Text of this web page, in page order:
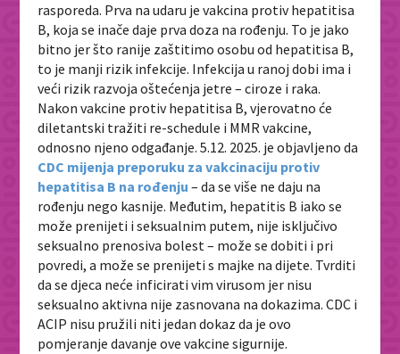
rasporeda. Prva na udaru je vakcina protiv hepatitisa
B, koja se inače daje prva doza na rođenju. To je jako
bitno jer što ranije zaštitimo osobu od hepatitisa B,
to je manji rizik infekcije. Infekcija u ranoj dobi ima i
veći rizik razvoja oštećenja jetre – ciroze i raka.
Nakon vakcine protiv hepatitisa B, vjerovatno će
diletantski tražiti re-schedule i MMR vakcine,
odnosno njeno odgađanje. 5.12. 2025. je objavljeno da
CDC mijenja preporuku za vakcinaciju protiv
hepatitisa B na rođenju – da se više ne daju na
rođenju nego kasnije. Međutim, hepatitis B iako se
može prenijeti i seksualnim putem, nije isključivo
seksualno prenosiva bolest – može se dobiti i pri
povredi, a može se prenijeti s majke na dijete. Tvrditi
da se djeca neće inficirati vim virusom jer nisu
seksualno aktivna nije zasnovana na dokazima. CDC i
ACIP nisu pružili niti jedan dokaz da je ovo
pomjeranje davanje ove vakcine sigurnije.